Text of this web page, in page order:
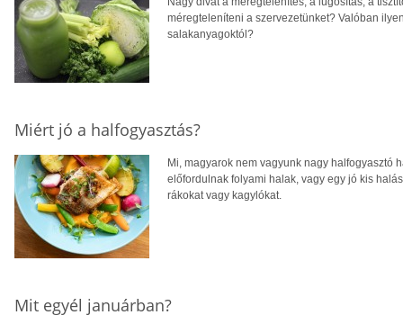
méregteleníteni a szervezetünket? Valóban
salakanyagoktól?
Miért jó a halfogyasztás?
Mi, magyarok nem vagyunk nagy halfogyasztó
előfordulnak folyami halak, vagy egy jó kis
rákokat vagy kagylókat.
Mit egyél januárban?